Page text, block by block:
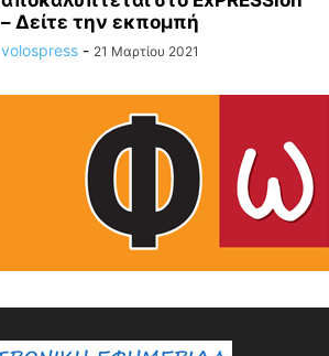
– Δείτε την εκπομπή
volospress - 21 Μαρτίου 2021